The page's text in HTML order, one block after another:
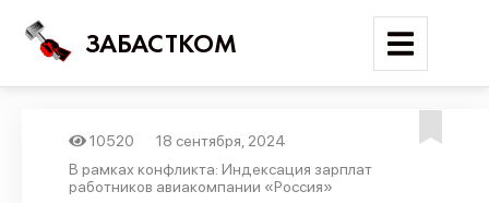
ЗАБАСТКОМ
Войти
10520
18 сентября, 2024
В рамках конфликта: Индексация зарплат
работников авиакомпании «Россия»